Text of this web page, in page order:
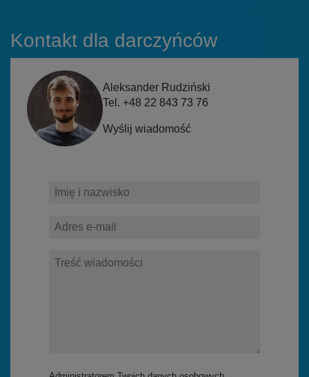
Kontakt dla darczyńców
Aleksander Rudziński
Tel. +48 22 843 73 76
Wyślij wiadomość